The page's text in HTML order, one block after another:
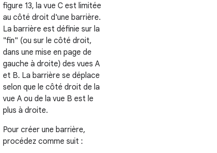
figure 13, la vue C est limitée
au côté droit d'une barrière.
La barrière est définie sur la
"fin" (ou sur le côté droit,
dans une mise en page de
gauche à droite) des vues A
et B. La barrière se déplace
selon que le côté droit de la
vue A ou de la vue B est le
plus à droite.
Pour créer une barrière,
procédez comme suit :